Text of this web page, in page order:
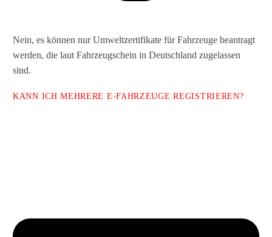
Nein, es können nur Umweltzertifikate für Fahrzeuge beantragt
werden, die laut Fahrzeugschein in Deutschland zugelassen
sind.
KANN ICH MEHRERE E-FAHRZEUGE REGISTRIEREN?